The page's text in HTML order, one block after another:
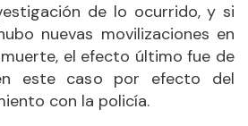
de lo ocurrido, y si
nuevas movilizaciones en
el efecto último fue de
este caso por efecto del
con la policía.